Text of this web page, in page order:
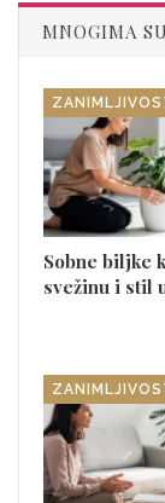
MNOGIMA
Sobne biljke
svežinu i stil